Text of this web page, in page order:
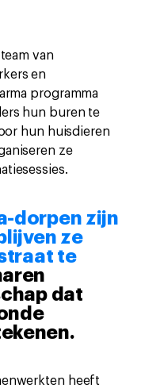
van
en
programma
hun buren te
hun huisdieren
ze
dorpen zijn
ze
te
dat
heeft